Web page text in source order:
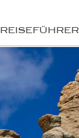
REISEFÜHRER